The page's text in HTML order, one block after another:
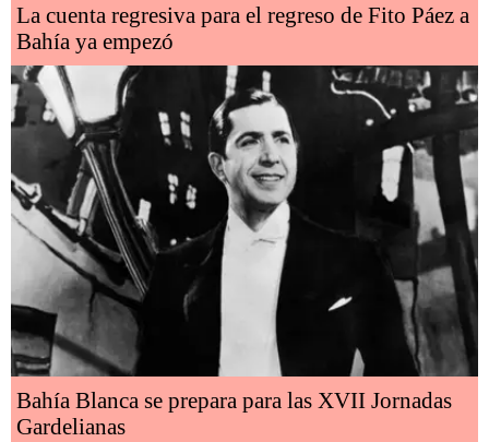
La cuenta regresiva para el regreso de Fito Páez a
Bahía ya empezó
Bahía Blanca se prepara para las XVII Jornadas
Gardelianas